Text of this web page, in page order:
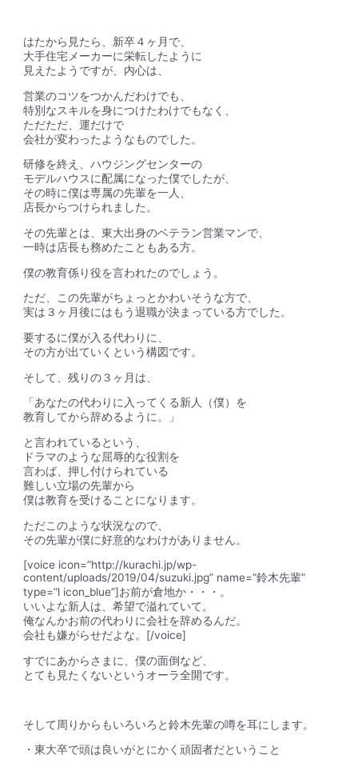
はたから見たら、新卒４ヶ月で、
大手住宅メーカーに栄転したように
見えたようですが、内心は、
営業のコツをつかんだわけでも、
特別なスキルを身につけたわけでもなく、
ただただ、運だけで
会社が変わったようなものでした。
研修を終え、ハウジングセンターの
モデルハウスに配属になった僕でしたが、
その時に僕は専属の先輩を一人、
店長からつけられました。
その先輩とは、東大出身のベテラン営業マンで、
一時は店長も務めたこともある方。
僕の教育係り役を言われたのでしょう。
ただ、この先輩がちょっとかわいそうな方で、
実は ３ヶ月後にはもう退職が決まっている方でした。
要するに僕が入る代わりに、
その方が出ていくという構図です。
そして、残りの３ヶ月は、
「あなたの代わりに入ってくる新人（僕）を
教育してから辞めるように。」
と言われているという、
ドラマのような屈辱的な役割を
言わば、押し付けられている
難しい立場の先輩から
僕は教育を受けることになります。
ただこのような状況なので、
その先輩が僕に好意的なわけがありません。
[voice icon=”http://kurachi.jp/wp-
content/uploads/2019/04/suzuki.jpg” name=”鈴木先輩”
type=”l icon_blue”]お前が倉地か・・・。
いいよな新人は、希望で溢れていて。
俺なんかお前の代わりに会社を辞めるんだ。
会社も嫌がらせだよな。[/voice]
すでにあからさまに、僕の面倒など、
とても見たくないというオーラ全開です。
そして周りからもいろいろと鈴木先輩の噂を耳にします。
・東大卒で頭は良いがとにかく頑固者だということ